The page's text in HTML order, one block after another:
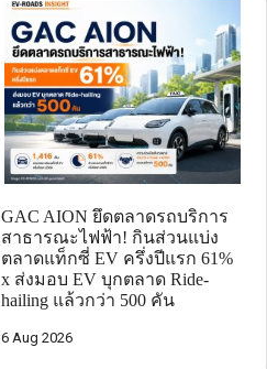
GAC AION ยึดตลาดรถบริการ
สาธารณะไฟฟ้า! กินส่วนแบ่ง
ตลาดแท็กซี่ EV ครึ่งปีแรก 61%
x ส่งมอบ EV บุกตลาด Ride-
hailing แล้วกว่า 500 คัน
6 Aug 2026